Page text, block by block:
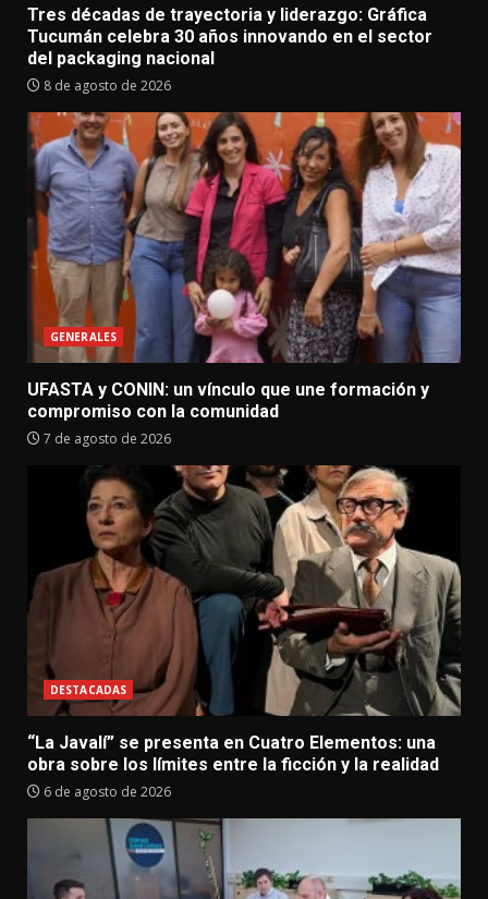
Tres décadas de trayectoria y liderazgo: Gráfica
Tucumán celebra 30 años innovando en el sector
del packaging nacional
8 de agosto de 2026
GENERALES
UFASTA y CONIN: un vínculo que une formación y
compromiso con la comunidad
7 de agosto de 2026
DESTACADAS
“La Javalí” se presenta en Cuatro Elementos: una
obra sobre los límites entre la ficción y la realidad
6 de agosto de 2026